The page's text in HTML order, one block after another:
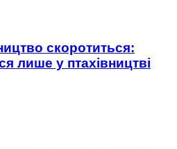
скоротиться:
лише у птахівництві